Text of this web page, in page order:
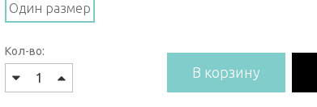
Один размер
Кол-во:
В корзину